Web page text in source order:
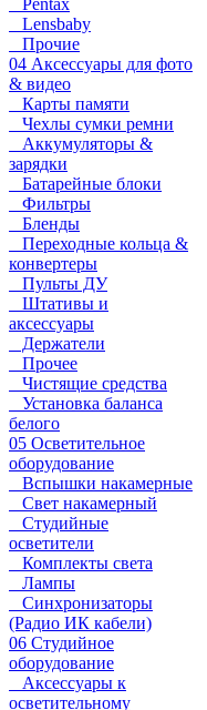
Pentax
Lensbaby
Прочие
04 Аксессуары для фото
& видео
Карты памяти
Чехлы сумки ремни
Аккумуляторы &
зарядки
Батарейные блоки
Фильтры
Бленды
Переходные кольца &
конвертеры
Пульты ДУ
Штативы и
аксессуары
Держатели
Прочее
Чистящие средства
Установка баланса
белого
05 Осветительное
оборудование
Вспышки накамерные
Свет накамерный
Студийные
осветители
Комплекты света
Лампы
Синхронизаторы
(Радио ИК кабели)
06 Студийное
оборудование
Аксессуары к
осветительному